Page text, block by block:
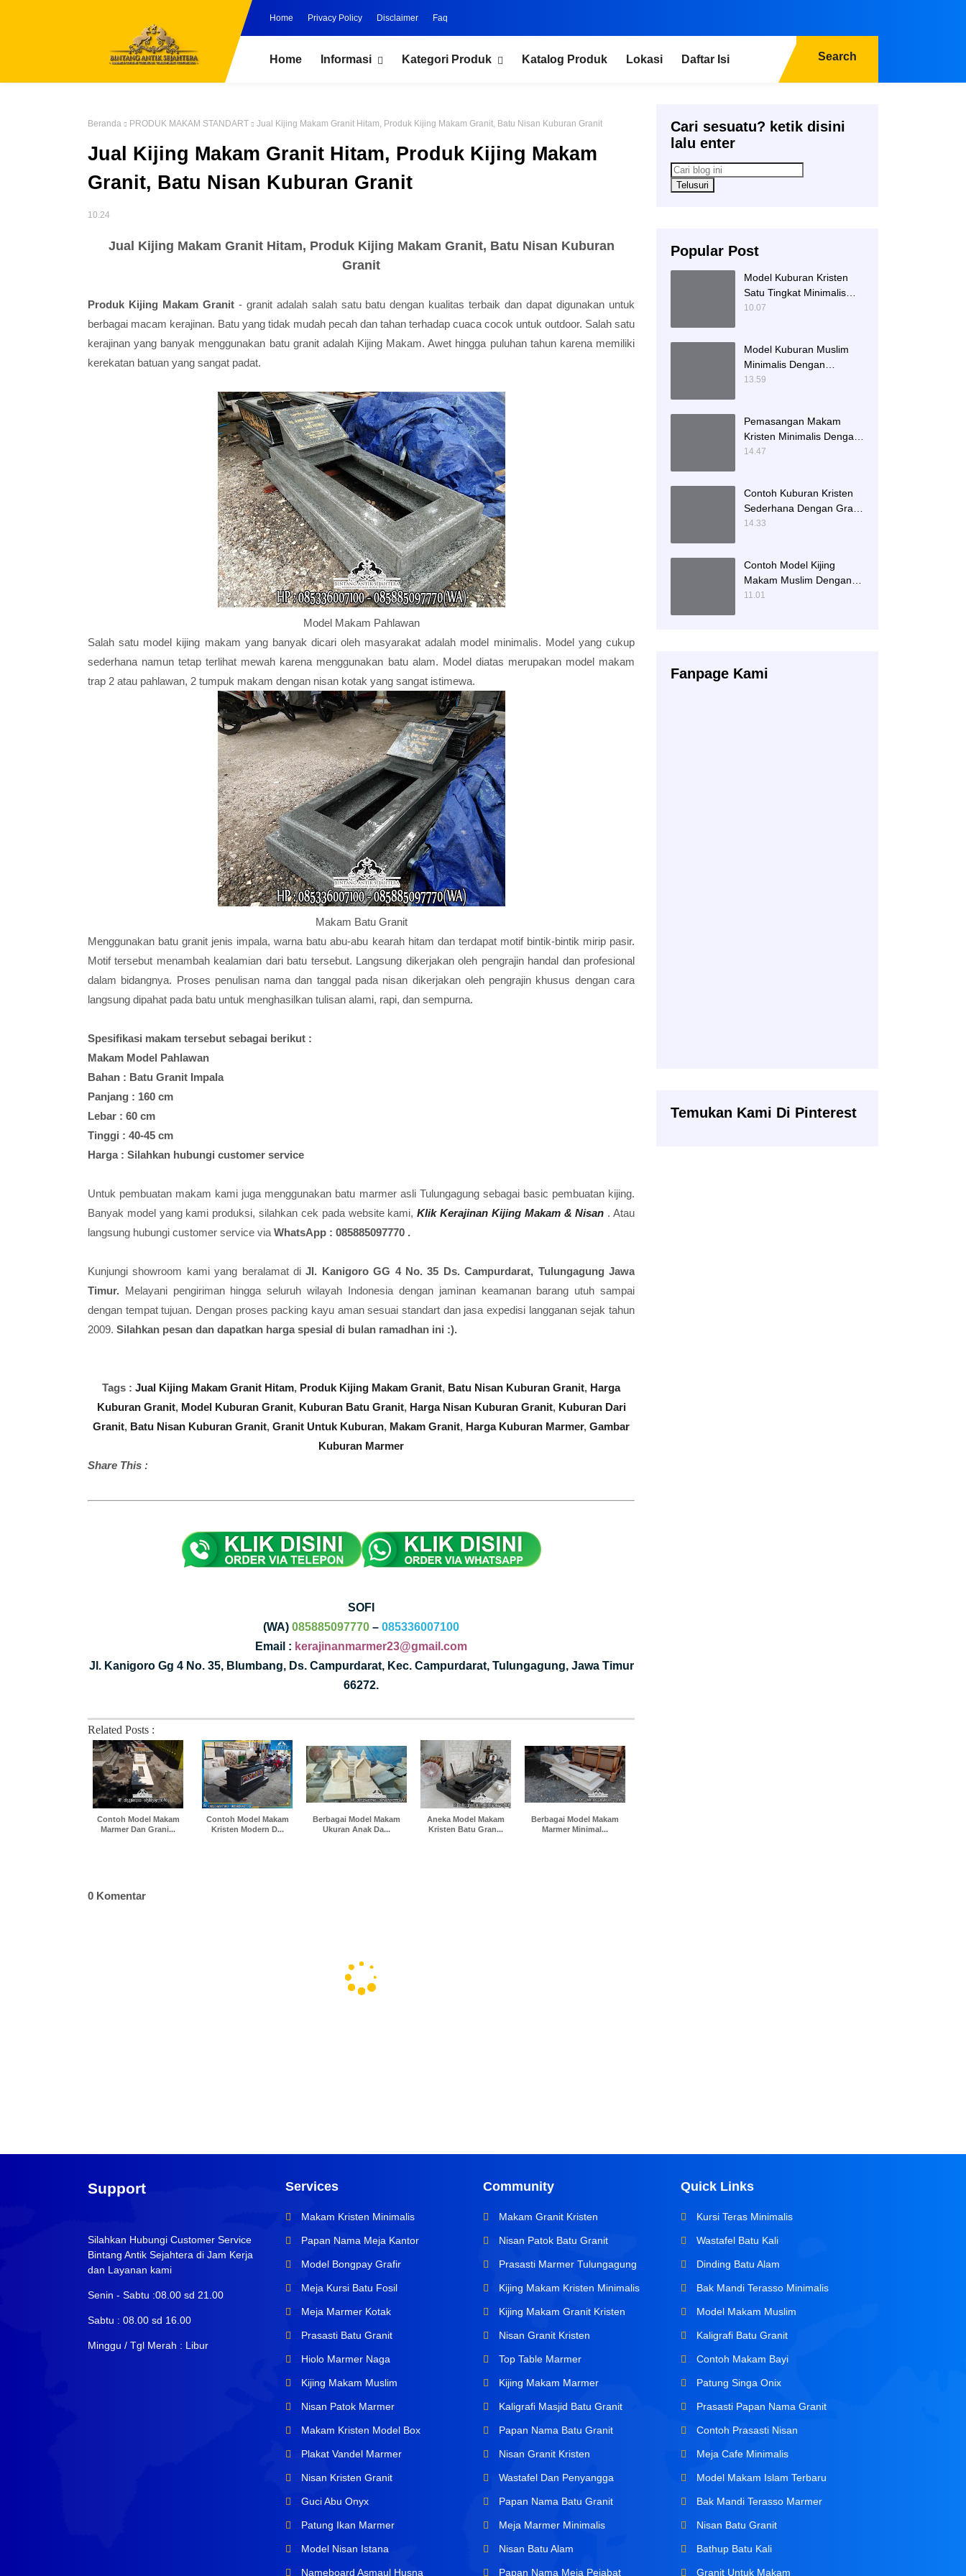
Home Privacy Policy Disclaimer Faq
Home Informasi Kategori Produk Katalog Produk Lokasi Daftar Isi Search
Beranda PRODUK MAKAM STANDART Jual Kijing Makam Granit Hitam, Produk Kijing Makam Granit, Batu Nisan Kuburan Granit
Jual Kijing Makam Granit Hitam, Produk Kijing Makam
Granit, Batu Nisan Kuburan Granit
10.24
Jual Kijing Makam Granit Hitam, Produk Kijing Makam Granit, Batu Nisan Kuburan
Granit
Produk Kijing Makam Granit- granit adalah salah satu batu dengan kualitas terbaik dan dapat digunakan untuk
berbagai macam kerajinan. Batu yang tidak mudah pecah dan tahan terhadap cuaca cocok untuk outdoor. Salah satu
kerajinan yang banyak menggunakan batu granit adalah Kijing Makam. Awet hingga puluhan tahun karena memiliki
kerekatan batuan yang sangat padat.
Model Makam Pahlawan
Salah satu model kijing makam yang banyak dicari oleh masyarakat adalah model minimalis. Model yang cukup
sederhana namun tetap terlihat mewah karena menggunakan batu alam. Model diatas merupakan model makam
trap 2 atau pahlawan, 2 tumpuk makam dengan nisan kotak yang sangat istimewa.
Makam Batu Granit
Menggunakan batu granit jenis impala, warna batu abu-abu kearah hitam dan terdapat motif bintik-bintik mirip pasir.
Motif tersebut menambah kealamian dari batu tersebut. Langsung dikerjakan oleh pengrajin handal dan profesional
dalam bidangnya. Proses penulisan nama dan tanggal pada nisan dikerjakan oleh pengrajin khusus dengan cara
langsung dipahat pada batu untuk menghasilkan tulisan alami, rapi, dan sempurna.
Spesifikasi makam tersebut sebagai berikut :
Makam Model Pahlawan
Bahan : Batu Granit Impala
Panjang : 160 cm
Lebar : 60 cm
Tinggi : 40-45 cm
Harga : Silahkan hubungi customer service
Untuk pembuatan makam kami juga menggunakan batu marmer asli Tulungagung sebagai basic pembuatan kijing.
Banyak model yang kami produksi, silahkan cek pada website kami,Klik Kerajinan Kijing Makam & Nisan . Atau
langsung hubungi customer service via WhatsApp : 085885097770 .
Kunjungi showroom kami yang beralamat diJl. Kanigoro GG 4 No. 35 Ds. Campurdarat, Tulungagung Jawa
Timur. Melayani pengiriman hingga seluruh wilayah Indonesia dengan jaminan keamanan barang utuh sampai
dengan tempat tujuan. Dengan proses packing kayu aman sesuai standart dan jasa expedisi langganan sejak tahun
2009. Silahkan pesan dan dapatkan harga spesial di bulan ramadhan ini :).
Tags : Jual Kijing Makam Granit Hitam, Produk Kijing Makam Granit, Batu Nisan Kuburan Granit, Harga
Kuburan Granit,Model Kuburan Granit, Kuburan Batu Granit, Harga Nisan Kuburan Granit, Kuburan Dari
Granit, Batu Nisan Kuburan Granit, Granit Untuk Kuburan, Makam Granit, Harga Kuburan Marmer, Gambar
Kuburan Marmer
Share This :
SOFI
(WA) 085885097770 – 085336007100
Email : kerajinanmarmer23@gmail.com
Jl. Kanigoro Gg 4 No. 35, Blumbang, Ds. Campurdarat, Kec. Campurdarat, Tulungagung, Jawa Timur
66272.
Related Posts :
Contoh Model Makam
Marmer Dan Grani...
Contoh Model Makam
Kristen Modern D...
Berbagai Model Makam
Ukuran Anak Da...
Aneka Model Makam
Kristen Batu Gran...
Berbagai Model Makam
Marmer Minimal...
0 Komentar
Cari sesuatu? ketik disini
lalu enter
Popular Post
Model Kuburan Kristen
Satu Tingkat Minimalis
Dengan Nisan Kotak
10.07
Model Kuburan Muslim
Minimalis Dengan
Kaligrafi dan Tempat
13.59
Pemasangan Makam
Kristen Minimalis Dengan
Batu Granit Hitam
14.47
Contoh Kuburan Kristen
Sederhana Dengan Granit
Hitam
14.33
Contoh Model Kijing
Makam Muslim Dengan
Nisan Patok Pipih
11.01
Fanpage Kami
Temukan Kami Di Pinterest
Support
Silahkan Hubungi Customer Service
Bintang Antik Sejahtera di Jam Kerja
dan Layanan kami
Senin - Sabtu :08.00 sd 21.00
Sabtu : 08.00 sd 16.00
Minggu / Tgl Merah : Libur
Services
Makam Kristen Minimalis
Papan Nama Meja Kantor
Model Bongpay Grafir
Meja Kursi Batu Fosil
Meja Marmer Kotak
Prasasti Batu Granit
Hiolo Marmer Naga
Kijing Makam Muslim
Nisan Patok Marmer
Makam Kristen Model Box
Plakat Vandel Marmer
Nisan Kristen Granit
Guci Abu Onyx
Patung Ikan Marmer
Model Nisan Istana
Nameboard Asmaul Husna
Community
Makam Granit Kristen
Nisan Patok Batu Granit
Prasasti Marmer Tulungagung
Kijing Makam Kristen Minimalis
Kijing Makam Granit Kristen
Nisan Granit Kristen
Top Table Marmer
Kijing Makam Marmer
Kaligrafi Masjid Batu Granit
Papan Nama Batu Granit
Nisan Granit Kristen
Wastafel Dan Penyangga
Papan Nama Batu Granit
Meja Marmer Minimalis
Nisan Batu Alam
Papan Nama Meja Pejabat
Quick Links
Kursi Teras Minimalis
Wastafel Batu Kali
Dinding Batu Alam
Bak Mandi Terasso Minimalis
Model Makam Muslim
Kaligrafi Batu Granit
Contoh Makam Bayi
Patung Singa Onix
Prasasti Papan Nama Granit
Contoh Prasasti Nisan
Meja Cafe Minimalis
Model Makam Islam Terbaru
Bak Mandi Terasso Marmer
Nisan Batu Granit
Bathup Batu Kali
Granit Untuk Makam